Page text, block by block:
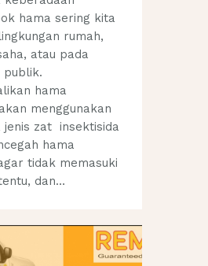
hama sering kita
rumah,
atau pada
publik.
hama
menggunakan
jenis zat insektisida
hama
tidak memasuki
dan…